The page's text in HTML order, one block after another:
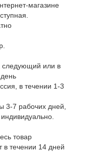
магазине
следующий или в
, в течении 1-3
3-7 рабочих дней,
товар
в течении 14 дней